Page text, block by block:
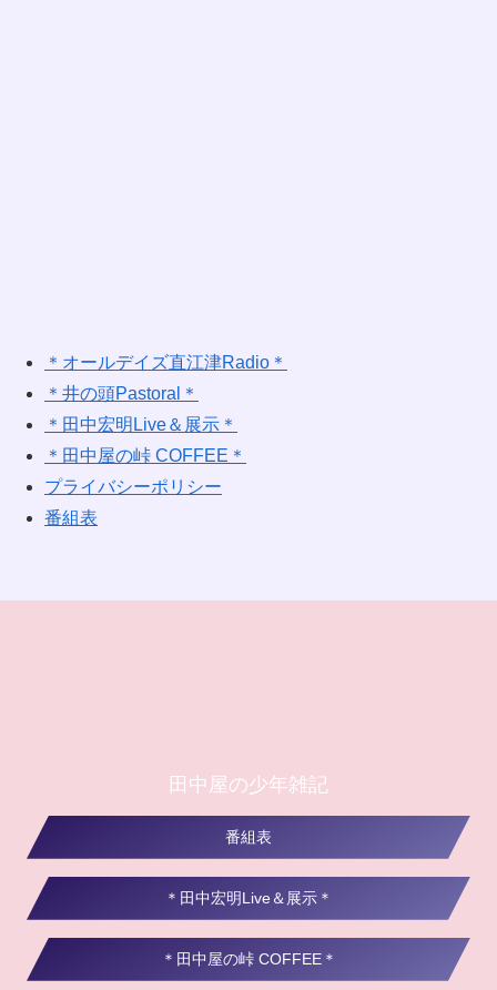
＊オールデイズ直江津Radio＊
＊井の頭Pastoral＊
＊田中宏明Live＆展示＊
＊田中屋の峠 COFFEE＊
プライバシーポリシー
番組表
田中屋の少年雑記
番組表
＊田中宏明Live＆展示＊
＊田中屋の峠 COFFEE＊